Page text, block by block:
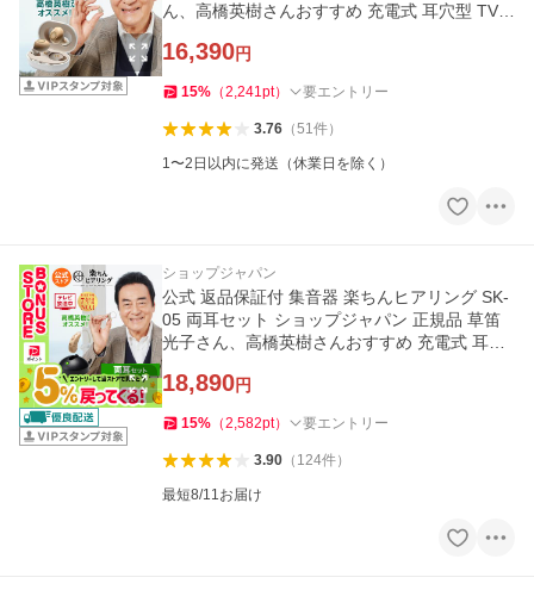
ん、高橋英樹さんおすすめ 充電式 耳穴型 TV通
16,390円
15% （2,241pt） 要エントリー
3.76（51件）
1〜2日以内に発送（休業日を除く）
ショップジャパン
公式 返品保証付 集音器 楽ちんヒアリング SK-
05 両耳セット ショップジャパン 正規品 草笛
光子さん、高橋英樹さんおすすめ 充電式 耳掛
18,890円
15% （2,582pt） 要エントリー
3.90（ 124件）
最短8/11お届け